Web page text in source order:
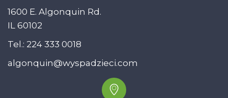
1600 E. Algonquin Rd.
IL 60102
Tel.: 224 333 0018
algonquin@wyspadzieci.com